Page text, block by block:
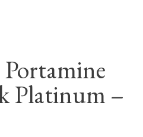
Platinum –